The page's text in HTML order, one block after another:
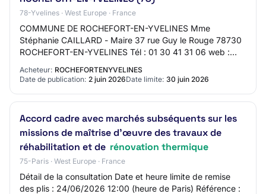
78-Yvelines · West Europe · France
COMMUNE DE ROCHEFORT-EN-YVELINES Mme
Stéphanie CAILLARD - Maire 37 rue Guy le Rouge 78730
ROCHEFORT-EN-YVELINES Tél : 01 30 41 31 06 web :
21780522500018 Princi…
Acheteur: ROCHEFORTENYVELINES
Date de publication: 2 juin 2026Date limite: 30 juin 2026
Accord cadre avec marchés subséquents sur les
missions de maîtrise d’œuvre des travaux de
réhabilitation et de rénovation thermique
75-Paris · West Europe · France
Détail de la consultation Date et heure limite de remise
des plis : 24/06/2026 12:00 (heure de Paris) Référence :